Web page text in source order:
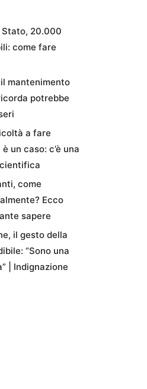
20.000
come fare
il mantenimento
potrebbe
a fare
un caso: c’è una
come
Ecco
sapere
il gesto della
“Sono una
| Indignazione